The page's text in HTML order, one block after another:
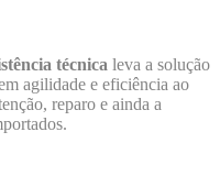
técnica leva a solução
agilidade e eficiência ao
reparo e ainda a